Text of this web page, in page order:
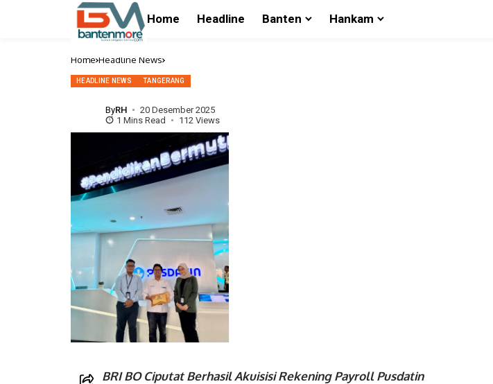
Home Headline Banten Hankam
Home Headline News
HEADLINE NEWS TANGERANG
ByRH
20 Desember 2025
1 Mins Read
112 Views
BRI BO Ciputat Berhasil Akuisisi Rekening Payroll Pusdatin